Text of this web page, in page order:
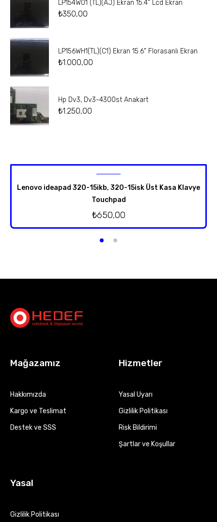
LP154W01 (TL)(AJ) Ekran 15.4” Lcd Ekran
₺350,00
LP156WH1(TL)(C1) Ekran 15.6” Florasanlı Ekran
₺1.000,00
Hp Dv3, Dv3-4300st Anakart
₺1.250,00
Lenovo ideapad 320-15ikb, 320-15isk Üst Kasa Klavye
Touchpad
₺650,00
Mağazamız
Hakkımızda
Kargo ve Teslimat
Destek ve SSS
Hizmetler
Yasal Uyarı
Gizlilik Politikası
Risk Bildirimi
Şartlar ve Koşullar
Yasal
Gizlilik Politikası